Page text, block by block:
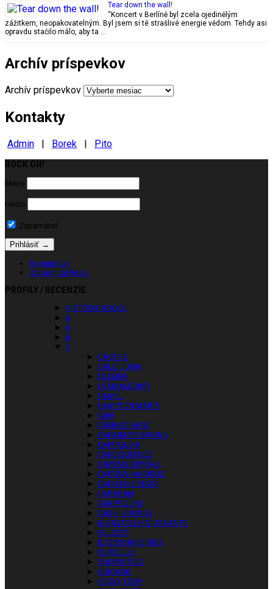
Tear down the wall!
“Koncert v Berlíně byl zcela ojedinělým
zážitkem, neopakovatelným. Byl jsem si té strašlivé energie vědom. Tehdy asi
opravdu stačilo málo, aby ta …
Archív príspevkov
Archív príspevkov
Kontakty
Admin | Borek | Pito
Milujeme ROCK
ROCK ON!
Meno
Heslo
Zapamätať
Registrácia
Zabudnuté heslo
PROFILY / RECENZIE
► HISTÓRIA ROCKU
► #
► A
► B
▼ C
► CACTUS
► CALE, JOHN
► I CALIFFI
► I CAMALEONTI
► CAMEL
► CAMPO DI MARTE
► CAN
► CANNED HEAT
► CAPABILITY BROWN
► CAPITOLO 6
► CAPSICUM RED
► CAPTAIN BEYOND
► CAPTAIN MARRYAT
► CAPUANO, ENZO
► CARAVAN
► CARPE DIEM
► CASH, JOHNNY
► IL CASTELLO DI ATLANTE
► CELESTE
► IL CERCHIO D’ORO
► CERVELLO
► CHERRY FIVE
► CHICAGO
► CICCO, TONY